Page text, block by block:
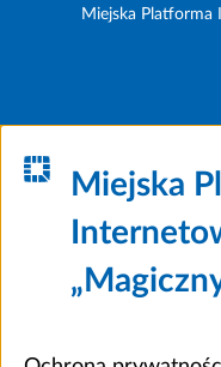
Miejska Platforma
Miejska